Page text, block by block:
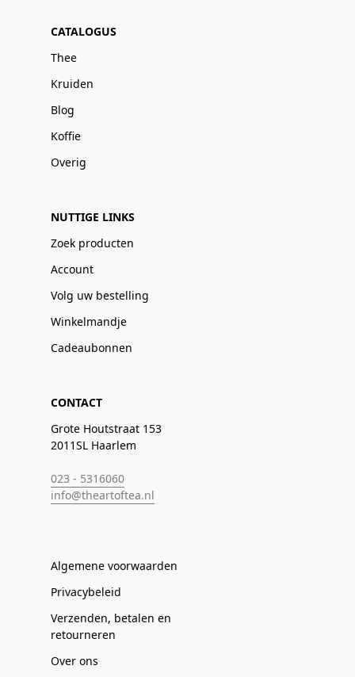
CATALOGUS
Thee
Kruiden
Blog
Koffie
Overig
NUTTIGE LINKS
Zoek producten
Account
Volg uw bestelling
Winkelmandje
Cadeaubonnen
CONTACT
Grote Houtstraat 153
2011SL Haarlem
023 - 5316060
info@theartoftea.nl
Algemene voorwaarden
Privacybeleid
Verzenden, betalen en
retourneren
Over ons